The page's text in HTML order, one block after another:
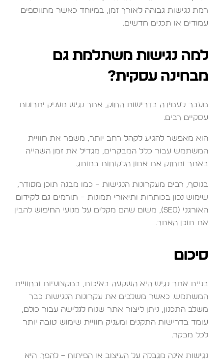
רמת נגישות גבוהה לאורך זמן, במיוחד כאשר מתווספים
עמודים או תכנים חדשים.
למה נגישות משתלמת גם
מבחינה עסקית?
מעבר לעמידה בדרישות החוק, אתר נגיש מעניק יתרונות
עסקיים רבים.
הוא מאפשר להגיע לקהל רחב יותר, משפר את חוויית
המשתמש עבור כלל המבקרים, מגדיל את זמן השהייה
באתר ומחזק את אמון הלקוחות במותג.
בנוסף, רבים מעקרונות הנגישות – כמו מבנה תוכן מסודר,
שימוש נכון בכותרות ותיאורי תמונות – תורמים גם לקידום
האורגני (SEO), משום שהם מקלים על מנועי החיפוש להבין
את תוכן האתר.
סיכום
בניית אתר נגיש היא השקעה באיכות, במקצועיות ובחוויית
המשתמש. כאשר משלבים את עקרונות הנגישות כבר
משלב התכנון, ניתן ליצור אתר שנוח לגלישה עבור כולם,
עומד בדרישות התקנים ומעניק חוויית שימוש טובה יותר
לכל מבקר.
נגישות אינה מגבלה על העיצוב או הפיתוח – להפך. היא